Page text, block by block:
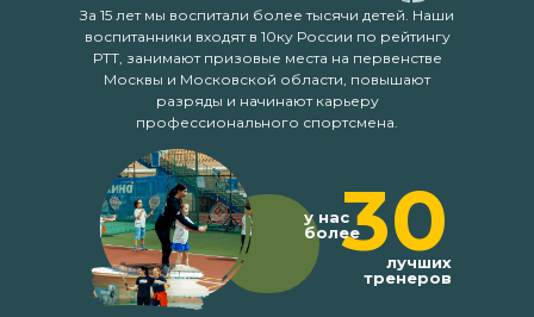
За 15 лет мы воспитали более тысячи детей. Наши
воспитанники входят в 10ку России по рейтингу
РТТ, занимают призовые места на первенстве
Москвы и Московской области, повышают
разряды и начинают карьеру
профессионального спортсмена.
30
лучших
тренеров
у нас
более